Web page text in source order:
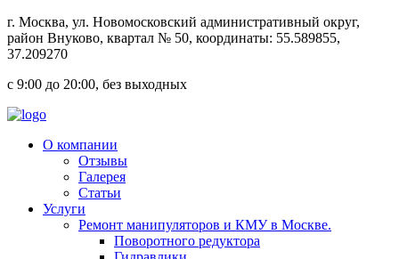
г. Москва, ул. Новомосковский административный округ,
район Внуково, квартал № 50, координаты: 55.589855,
37.209270
с 9:00 до 20:00, без выходных
О компании
Отзывы
Галерея
Статьи
Услуги
Ремонт манипуляторов и КМУ в Москве.
Поворотного редуктора